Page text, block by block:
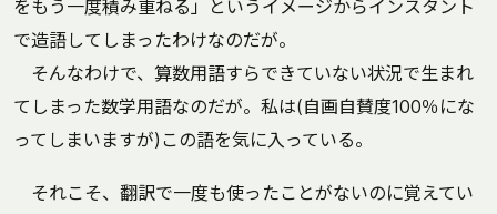
をもう一度積み重ねる」というイメージからインスタント
で造語してしまったわけなのだが。
そんなわけで、算数用語すらできていない状況で生まれ
てしまった数学用語なのだが。私は(自画自賛度100％にな
ってしまいますが)この語を気に入っている。
それこそ、翻訳で一度も使ったことがないのに覚えてい